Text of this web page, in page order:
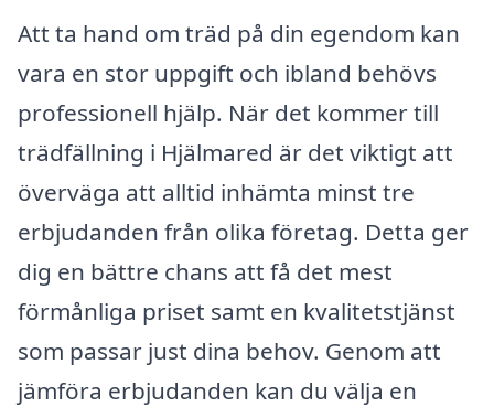
Att ta hand om träd på din egendom kan
vara en stor uppgift och ibland behövs
professionell hjälp. När det kommer till
trädfällning i Hjälmared är det viktigt att
överväga att alltid inhämta minst tre
erbjudanden från olika företag. Detta ger
dig en bättre chans att få det mest
förmånliga priset samt en kvalitetstjänst
som passar just dina behov. Genom att
jämföra erbjudanden kan du välja en